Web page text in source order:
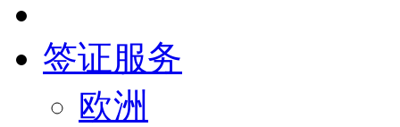
签证服务
欧洲